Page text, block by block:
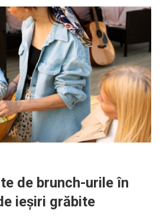
de brunch-urile în
ieșiri grăbite